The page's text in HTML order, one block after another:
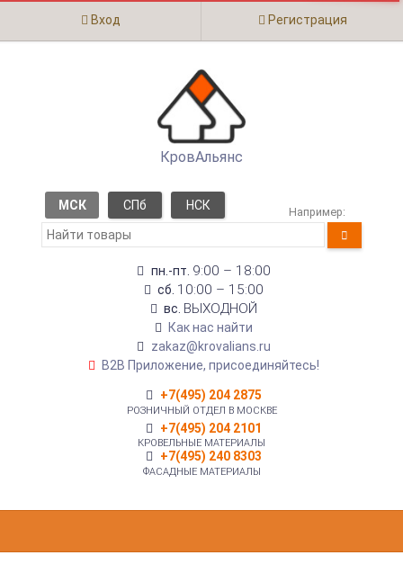
Вход Регистрация
КровАльянс
МСК СПб НСК Например:
пн.-пт. 9:00 – 18:00
сб. 10:00 – 15:00
вс. ВЫХОДНОЙ
Как нас найти
zakaz@krovalians.ru
B2B Приложение, присоединяйтесь!
+7(495) 204 2875
РОЗНИЧНЫЙ ОТДЕЛ В МОСКВЕ
+7(495) 204 2101
КРОВЕЛЬНЫЕ МАТЕРИАЛЫ
+7(495) 240 8303
ФАСАДНЫЕ МАТЕРИАЛЫ